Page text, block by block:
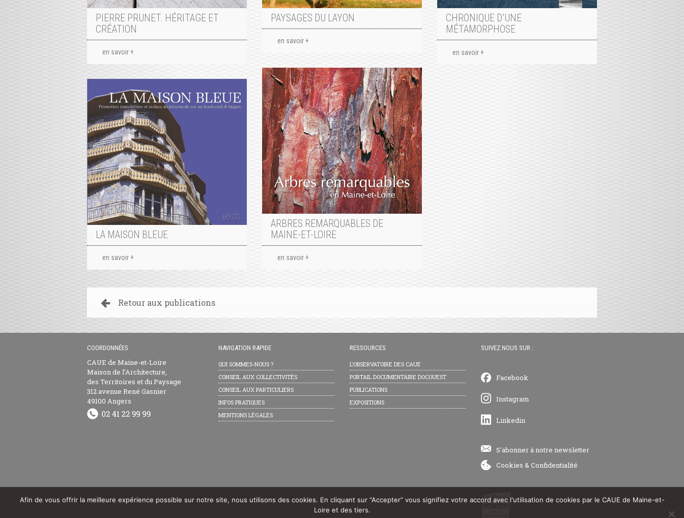
PIERRE PRUNET. HÉRITAGE ET
CRÉATION
en savoir +
PAYSAGES DU LAYON
en savoir +
CHRONIQUE D’UNE
MÉTAMORPHOSE
en savoir +
ARBRES REMARQUABLES DE
MAINE-ET-LOIRE
en savoir +
LA MAISON BLEUE
en savoir +
Retour aux publications
COORDONNÉES
CAUE de Maine-et-Loire
Maison de l’Architecture,
des Territoires et du Paysage
312 avenue René Gasnier
49100 Angers
NAVIGATION RAPIDE
QUI SOMMES-NOUS ?
CONSEIL AUX COLLECTIVITÉS
CONSEIL AUX PARTICULIERS
INFOS PRATIQUES
MENTIONS LÉGALES
RESSOURCES
L’OBSERVATOIRE DES CAUE
PORTAIL DOCUMENTAIRE DOCOUEST
PUBLICATIONS
EXPOSITIONS
SUIVEZ NOUS SUR :
Facebook
Instagram
Linkedin
S'abonner à notre newsletter
Cookies & Confidentialité
Afin de vous offrir la meilleure expérience possible sur notre site, nous utilisons des cookies. En cliquant sur “Accepter” vous signifiez votre accord avec l'utilisation de cookies par le CAUE de Maine-et-
Loire et des tiers.